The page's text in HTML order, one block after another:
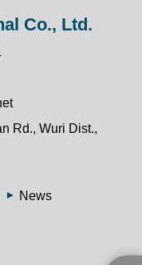
Co., Ltd.
Rd., Wuri Dist.,
News